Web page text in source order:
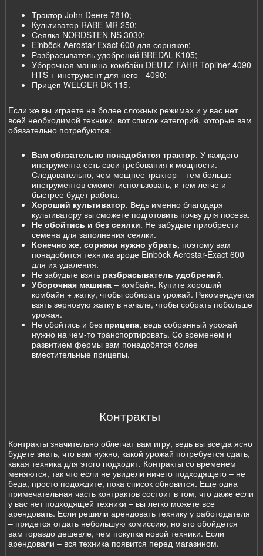
Трактор John Deere 7810;
Культиватор RABE MR 250;
Сеялка NORDSTEN NS 3030;
Einböck Aerostar-Exact 600 для сорняков;
Разбрасыватель удобрений BREDAL K105;
Уборочная машина-комбайн DEUTZ-FAHR Topliner 4090
HTS + инструмент для него - 4090;
Прицеп WELGER DK 115.
Если же вы играете на более сложных режимах и у вас нет
всей необходимой техники, вот список категорий, которые вам
обязательно потребуются:
Вам обязательно понадобится трактор. У каждого
инструмента есть свои требования к мощности.
Следовательно, чем мощнее трактор – тем больше
инструментов сможет использовать, и тем легче и
быстрее будет работа.
Хороший культиватор. Ведь именно благодаря
культиватору вы сможете подготовить почву для посева.
Не обойтись и без сеялки. Не забудьте приобрести
семена для заполнения сеялки.
Конечно же, сорняки нужно убрать, поэтому вам
понадобится техника вроде Einböck Aerostar-Exact 600
для их удаления.
Не забудьте взять разбрасыватель удобрений.
Уборочная машина – комбайн. Купите хороший
комбайн + жатку, чтобы собирать урожай. Рекомендуется
взять зерновую жатку в начале, чтобы собрать побольше
урожая.
Не обойтись и без прицепа, ведь собранный урожай
нужно на чем-то транспортировать. Со временем и
развитием фермы вам понадобятся более
вместительные прицепы.
Контракты
Контракты значительно облегчат вам игру, ведь вы всегда ясно
будете знать, что вам нужно, какой урожай потребуется сдать,
какая техника для этого подходит. Контракты со временем
меняются, так что если не увидели ничего подходящего – не
беда, просто подождите, пока список обновится. Еще одна
примечательная часть контрактов состоит в том, что даже если
у вас нет подходящей техники – вы легко можете все
арендовать. Если решили арендовать технику у работодателя
– придется отдать небольшую комиссию, но это обойдется
вам гораздо дешевле, чем покупка новой техники. Если
арендовали – вся техника появится перед магазином.